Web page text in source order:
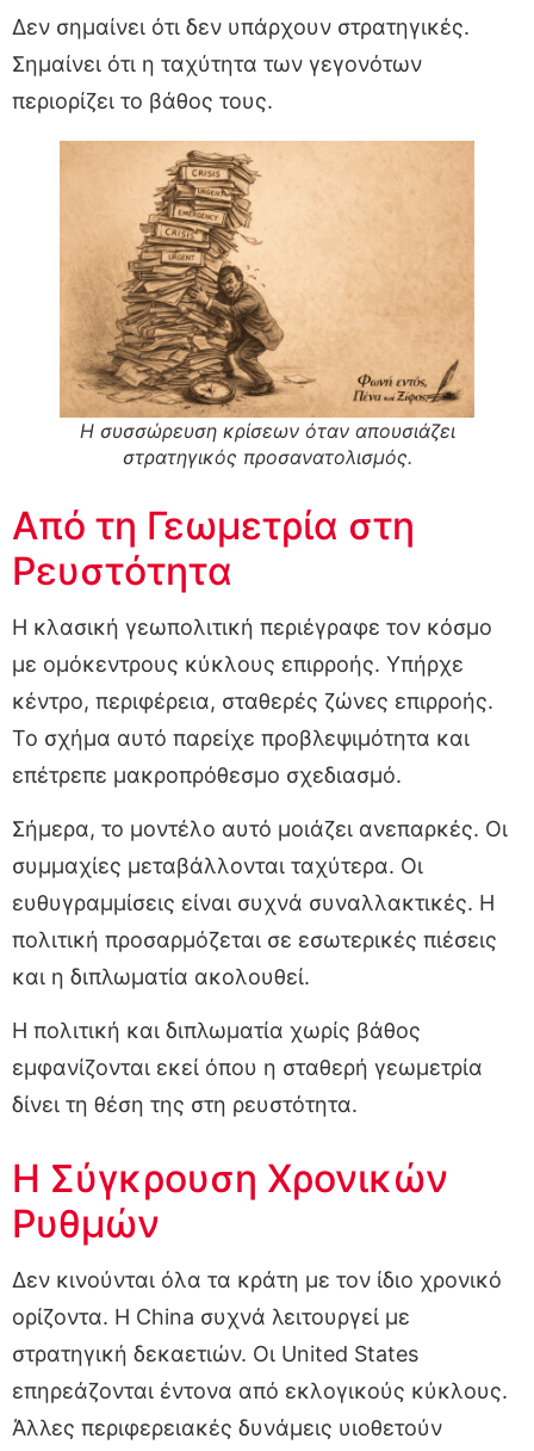
Δεν σημαίνει ότι δεν υπάρχουν στρατηγικές.
Σημαίνει ότι η ταχύτητα των γεγονότων
περιορίζει το βάθος τους.
Η συσσώρευση κρίσεων όταν απουσιάζει
στρατηγικός προσανατολισμός.
Από τη Γεωμετρία στη
Ρευστότητα
Η κλασική γεωπολιτική περιέγραφε τον κόσμο
με ομόκεντρους κύκλους επιρροής. Υπήρχε
κέντρο, περιφέρεια, σταθερές ζώνες επιρροής.
Το σχήμα αυτό παρείχε προβλεψιμότητα και
επέτρεπε μακροπρόθεσμο σχεδιασμό.
Σήμερα, το μοντέλο αυτό μοιάζει ανεπαρκές. Οι
συμμαχίες μεταβάλλονται ταχύτερα. Οι
ευθυγραμμίσεις είναι συχνά συναλλακτικές. Η
πολιτική προσαρμόζεται σε εσωτερικές πιέσεις
και η διπλωματία ακολουθεί.
Η πολιτική και διπλωματία χωρίς βάθος
εμφανίζονται εκεί όπου η σταθερή γεωμετρία
δίνει τη θέση της στη ρευστότητα.
Η Σύγκρουση Χρονικών
Ρυθμών
Δεν κινούνται όλα τα κράτη με τον ίδιο χρονικό
ορίζοντα. Η China συχνά λειτουργεί με
στρατηγική δεκαετιών. Οι United States
επηρεάζονται έντονα από εκλογικούς κύκλους.
Άλλες περιφερειακές δυνάμεις υιοθετούν